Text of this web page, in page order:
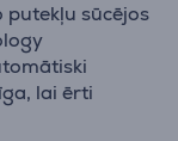
sūcējos
lai ērti